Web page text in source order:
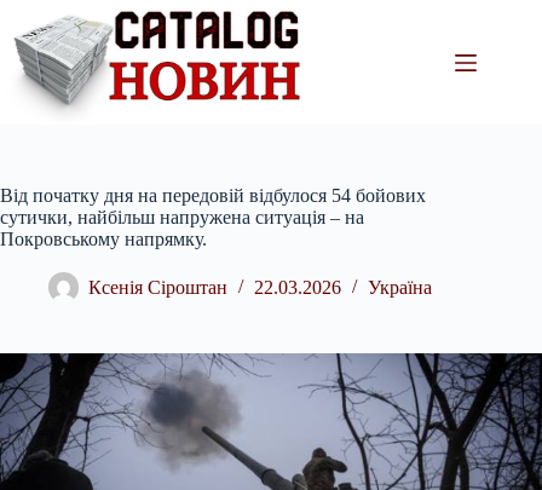
вмісту
Від початку дня на передовій відбулося 54 бойових
сутички, найбільш напружена ситуація – на
Покровському напрямку.
Ксенія Сіроштан 22.03.2026 Україна